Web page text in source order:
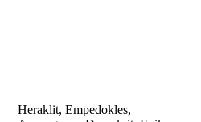
Heraklit, Empedokles,